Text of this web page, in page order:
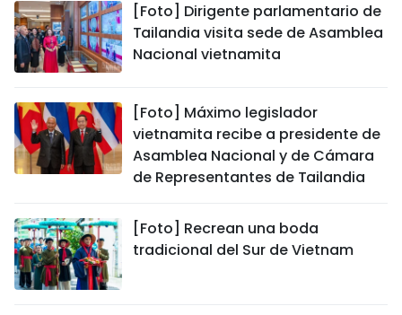
[Foto] Dirigente parlamentario de
Tailandia visita sede de Asamblea
Nacional vietnamita
[Foto] Máximo legislador
vietnamita recibe a presidente de
Asamblea Nacional y de Cámara
de Representantes de Tailandia
[Foto] Recrean una boda
tradicional del Sur de Vietnam